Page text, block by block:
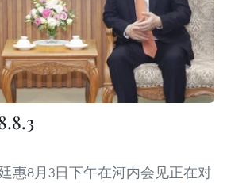
惠8月3日下午在河内会见正在对